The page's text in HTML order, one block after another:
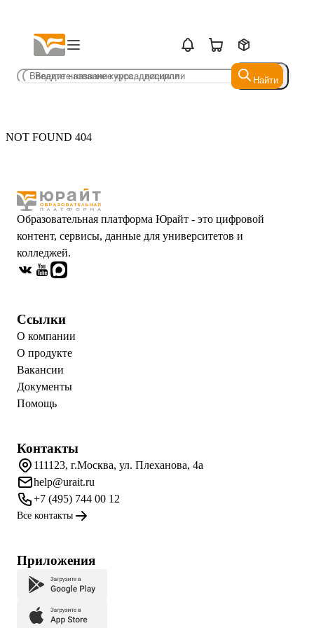
Найти
Найти
NOT FOUND 404
Образовательная платформа Юрайт - это цифровой
контент, сервисы, данные для университетов и
колледжей.
Ссылки
О компании
О продукте
Вакансии
Документы
Помощь
Контакты
111123, г.Москва, ул. Плеханова, 4а
help@urait.ru
+7 (495) 744 00 12
Все контакты
Приложения